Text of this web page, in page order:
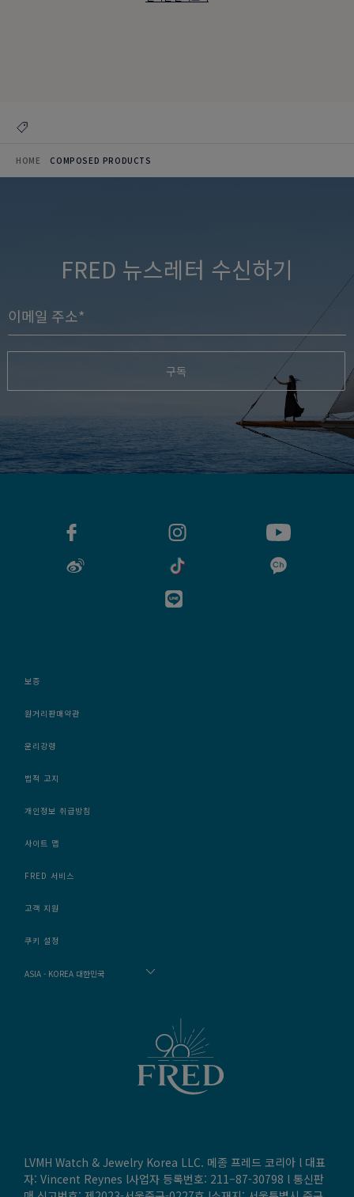
HOME COMPOSED PRODUCTS
FRED 뉴스레터 수신하기
구독
보증
원거리판매약관
윤리강령
법적 고지
개인정보 취급방침
사이트 맵
FRED 서비스
고객 지원
쿠키 설정
ASIA - KOREA 대한민국
LVMH Watch & Jewelry Korea LLC. 메종 프레드 코리아 l 대표
자: Vincent Reynes l사업자 등록번호: 211–87-30798 l 통신판